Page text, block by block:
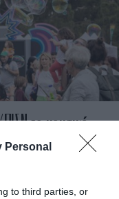
Personal
to third parties, or
το μουσικό
ολόκληρες